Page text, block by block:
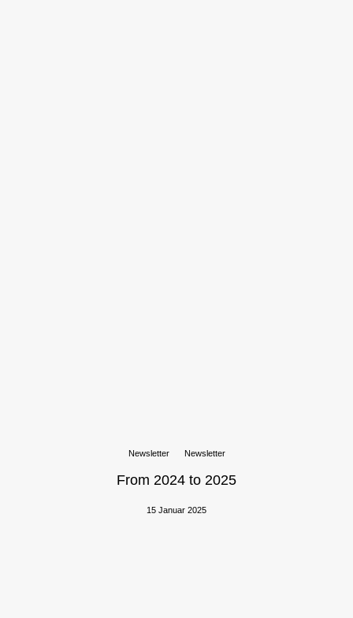
Newsletter Newsletter
From 2024 to 2025
15 Januar 2025